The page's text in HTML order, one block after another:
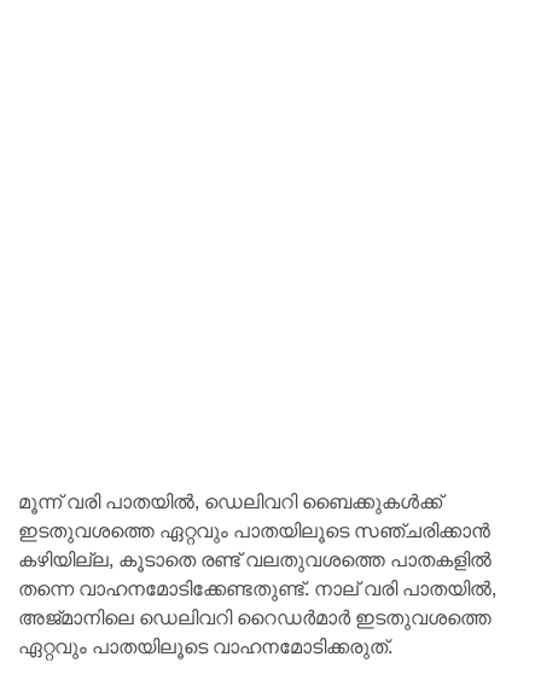
മൂന്ന് വരി പാതയിൽ, ഡെലിവറി ബൈക്കുകൾക്ക്
ഇടതുവശത്തെ ഏറ്റവും പാതയിലൂടെ സഞ്ചരിക്കാൻ
കഴിയില്ല, കൂടാതെ രണ്ട് വലതുവശത്തെ പാതകളിൽ
തന്നെ വാഹനമോടിക്കേണ്ടതുണ്ട്. നാല് വരി പാതയിൽ,
അജ്മാനിലെ ഡെലിവറി റൈഡർമാർ ഇടതുവശത്തെ
ഏറ്റവും പാതയിലൂടെ വാഹനമോടിക്കരുത്.